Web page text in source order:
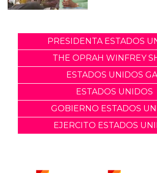
PRESIDENTA ESTADOS
THE OPRAH WINFREY
ESTADOS UNIDOS
ESTADOS UNIDOS
GOBIERNO ESTADOS
EJERCITO ESTADOS